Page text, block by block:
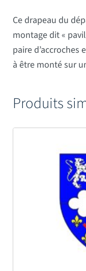
Ce drapeau du
montage dit «
paire
à être monté sur
Produits